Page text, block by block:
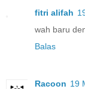
fitri alifah
wah baru
Balas
Racoon 19